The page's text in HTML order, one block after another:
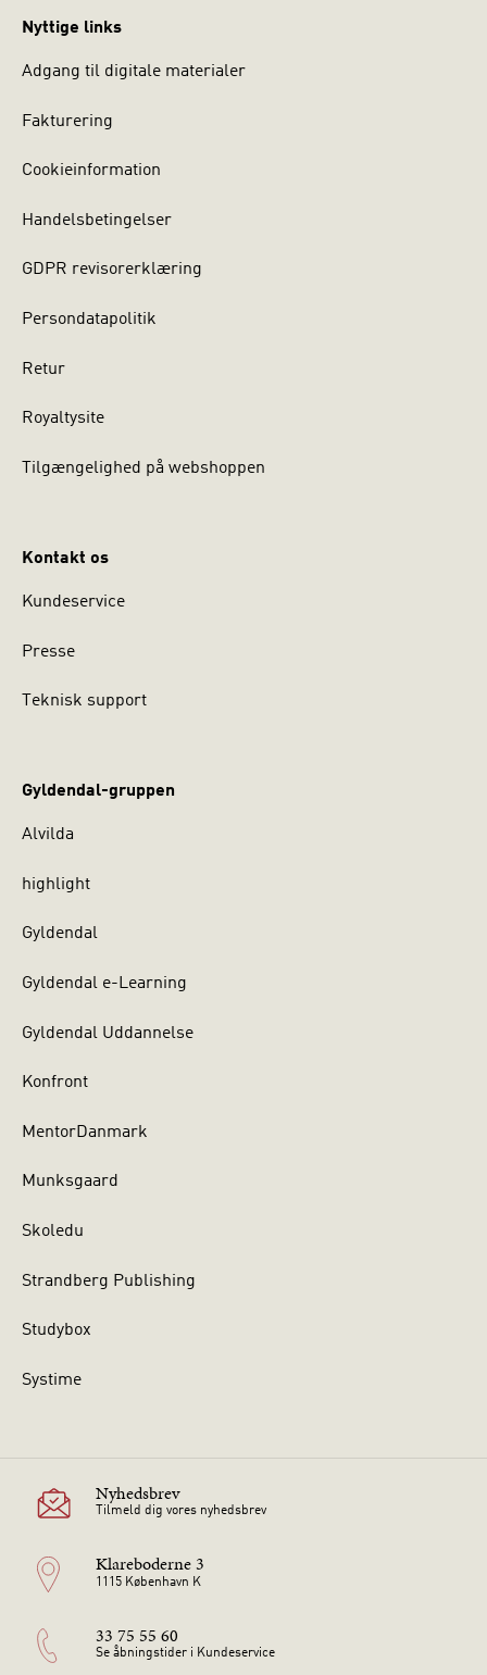
Nyttige links
Adgang til digitale materialer
Fakturering
Cookieinformation
Handelsbetingelser
GDPR revisorerklæring
Persondatapolitik
Retur
Royaltysite
Tilgængelighed på webshoppen
Kontakt os
Kundeservice
Presse
Teknisk support
Gyldendal-gruppen
Alvilda
highlight
Gyldendal
Gyldendal e-Learning
Gyldendal Uddannelse
Konfront
MentorDanmark
Munksgaard
Skoledu
Strandberg Publishing
Studybox
Systime
Nyhedsbrev
Tilmeld dig vores nyhedsbrev
Klareboderne 3
1115 København K
33 75 55 60
Se åbningstider i Kundeservice